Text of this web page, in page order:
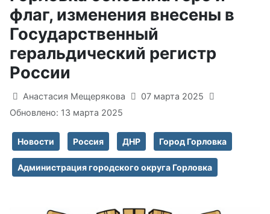
флаг, изменения внесены в
Государственный
геральдический регистр
России
Информация о материале
Анастасия Мещерякова
07 марта 2025
Обновлено: 13 марта 2025
Новости Россия ДНР Город Горловка
Администрация городского округа Горловка